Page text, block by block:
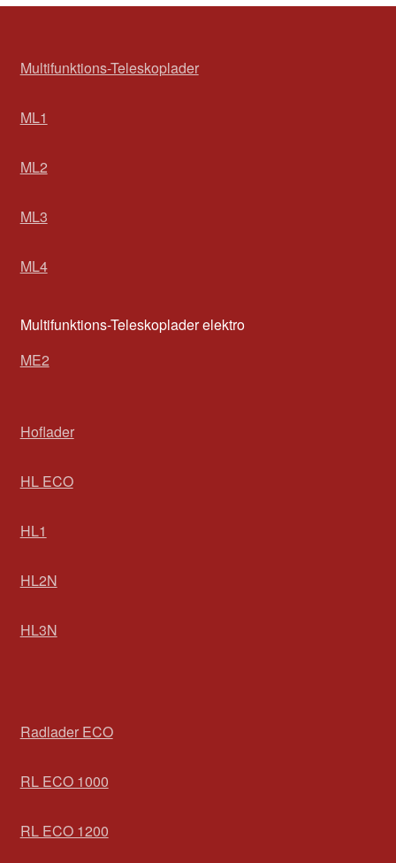
Multifunktions-Teleskoplader
ML1
ML2
ML3
ML4
Multifunktions-Teleskoplader elektro
ME2
Hoflader
HL ECO
HL1
HL2N
HL3N
Radlader ECO
RL ECO 1000
RL ECO 1200